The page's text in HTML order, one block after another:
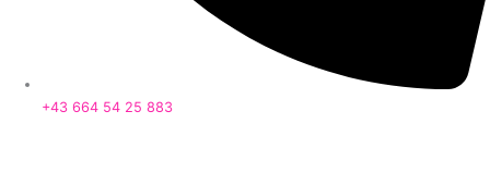
+43 664 54 25 883